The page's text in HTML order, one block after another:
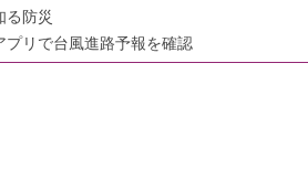
る防災
プリで台風進路予報を確認